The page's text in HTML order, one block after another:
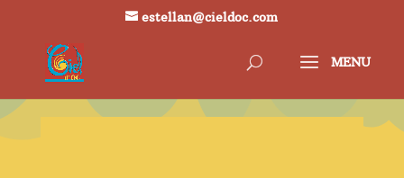
estellan@cieldoc.com